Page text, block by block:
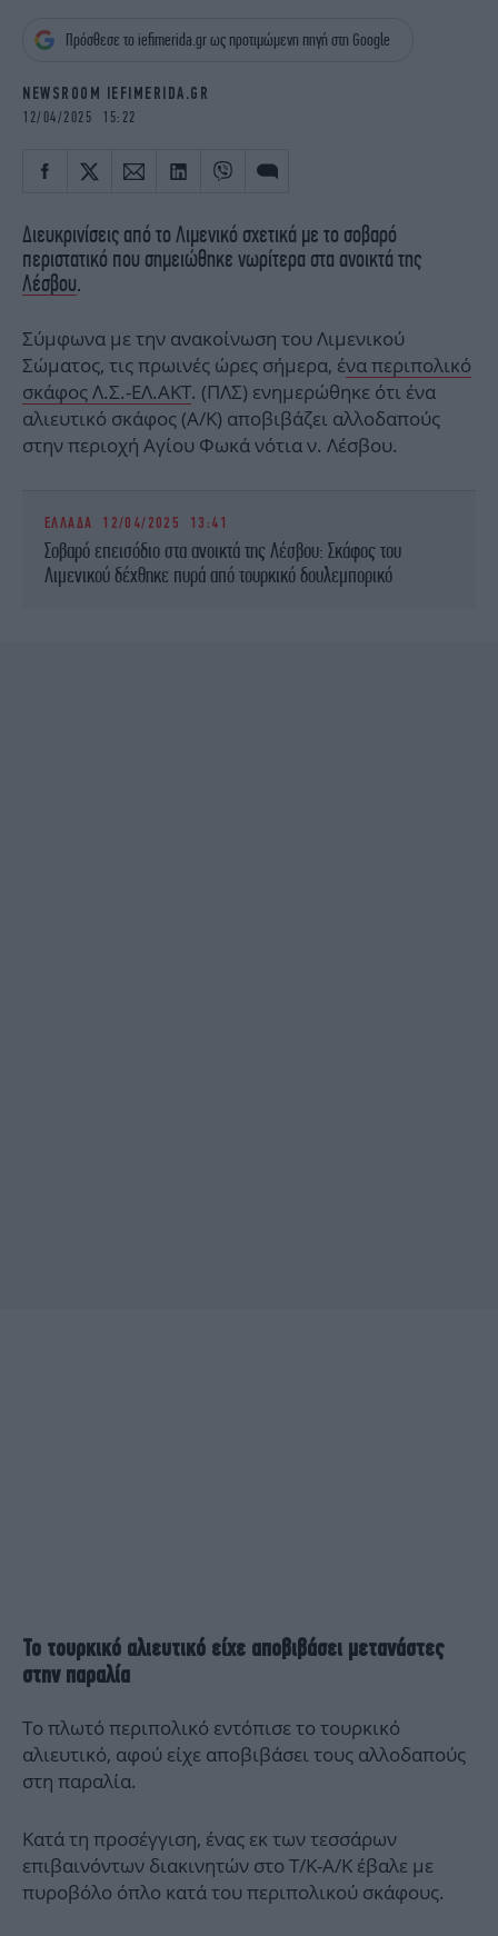
OSCARS
THE OCEAN
Πρόσθεσε το iefimerida.gr ως προτιμώμενη πηγή στη Google
NEWSROOM IEFIMERIDA.GR
12/04/2025 15:22
Διευκρινίσεις από το Λιμενικό σχετικά με το σοβαρό
περιστατικό που σημειώθηκε νωρίτερα στα ανοικτά της
Λέσβου.
Σύμφωνα με την ανακοίνωση του Λιμενικού
Σώματος, τις πρωινές ώρες σήμερα, ένα περιπολικό
σκάφος Λ.Σ.-ΕΛ.ΑΚΤ. (ΠΛΣ) ενημερώθηκε ότι ένα
αλιευτικό σκάφος (Α/Κ) αποβιβάζει αλλοδαπούς
στην περιοχή Αγίου Φωκά νότια ν. Λέσβου.
ΕΛΛΑΔΑ 12/04/2025 13:41
Σοβαρό επεισόδιο στα ανοικτά της Λέσβου: Σκάφος του
Λιμενικού δέχθηκε πυρά από τουρκικό δουλεμπορικό
Το τουρκικό αλιευτικό είχε αποβιβάσει μετανάστες
στην παραλία
Το πλωτό περιπολικό εντόπισε το τουρκικό
αλιευτικό, αφού είχε αποβιβάσει τους αλλοδαπούς
στη παραλία.
Κατά τη προσέγγιση, ένας εκ των τεσσάρων
επιβαινόντων διακινητών στο Τ/Κ-Α/Κ έβαλε με
πυροβόλο όπλο κατά του περιπολικού σκάφους.